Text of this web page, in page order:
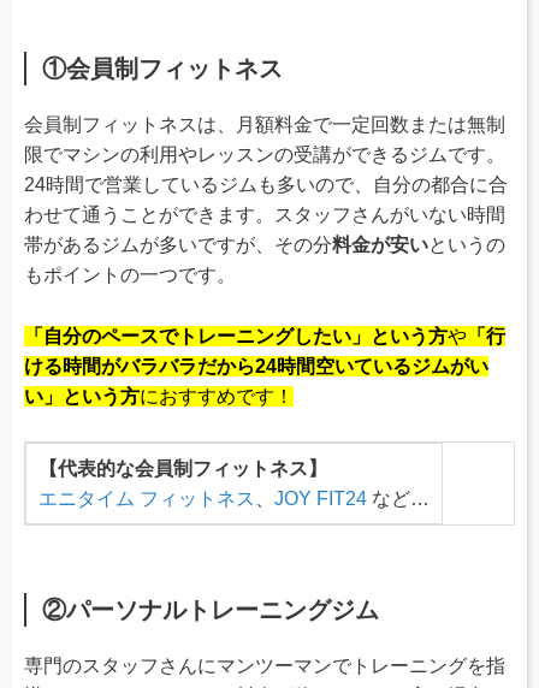
①会員制フィットネス
会員制フィットネスは、月額料金で一定回数または無制
限でマシンの利用やレッスンの受講ができるジムです。
24時間で営業しているジムも多いので、自分の都合に合
わせて通うことができます。スタッフさんがいない時間
帯があるジムが多いですが、その分料金が安いというの
もポイントの一つです。
「自分のペースでトレーニングしたい」という方や 「行
ける時間がバラバラだから24時間空いているジムがい
い」という方におすすめです！
【代表的な会員制フィットネス】
エニタイム フィットネス 、 JOY FIT24 など…
②パーソナルトレーニングジム
専門のスタッフさんにマンツーマンでトレーニングを指